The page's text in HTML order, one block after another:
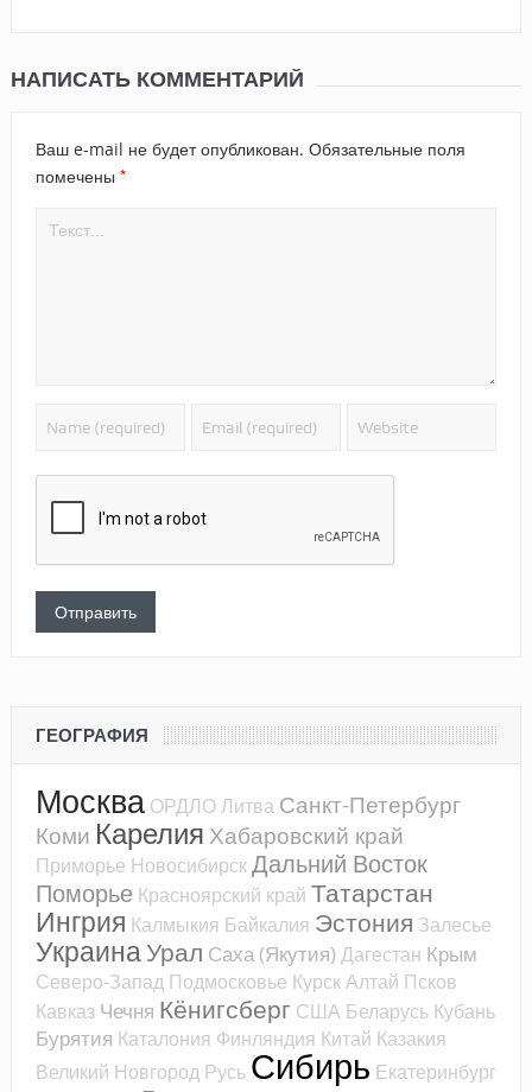
НАПИСАТЬ КОММЕНТАРИЙ
Ваш e-mail не будет опубликован. Обязательные поля
помечены *
ГЕОГРАФИЯ
Москва ОРДЛОЛитва Санкт-Петербург
Коми Карелия Хабаровский край
Приморье НовосибирскДальний Восток
Поморье Красноярский край Татарстан
Ингрия Калмыкия Байкалия Эстония Залесье
УкраинаУрал Саха (Якутия) Дагестан Крым
Северо-Запад Подмосковье КурскАлтай Псков
Кавказ Чечня Кёнигсберг США Беларусь Кубань
Бурятия Каталония Финляндия Китай Казакия
Великий Новгород Русь Сибирь Екатеринбург